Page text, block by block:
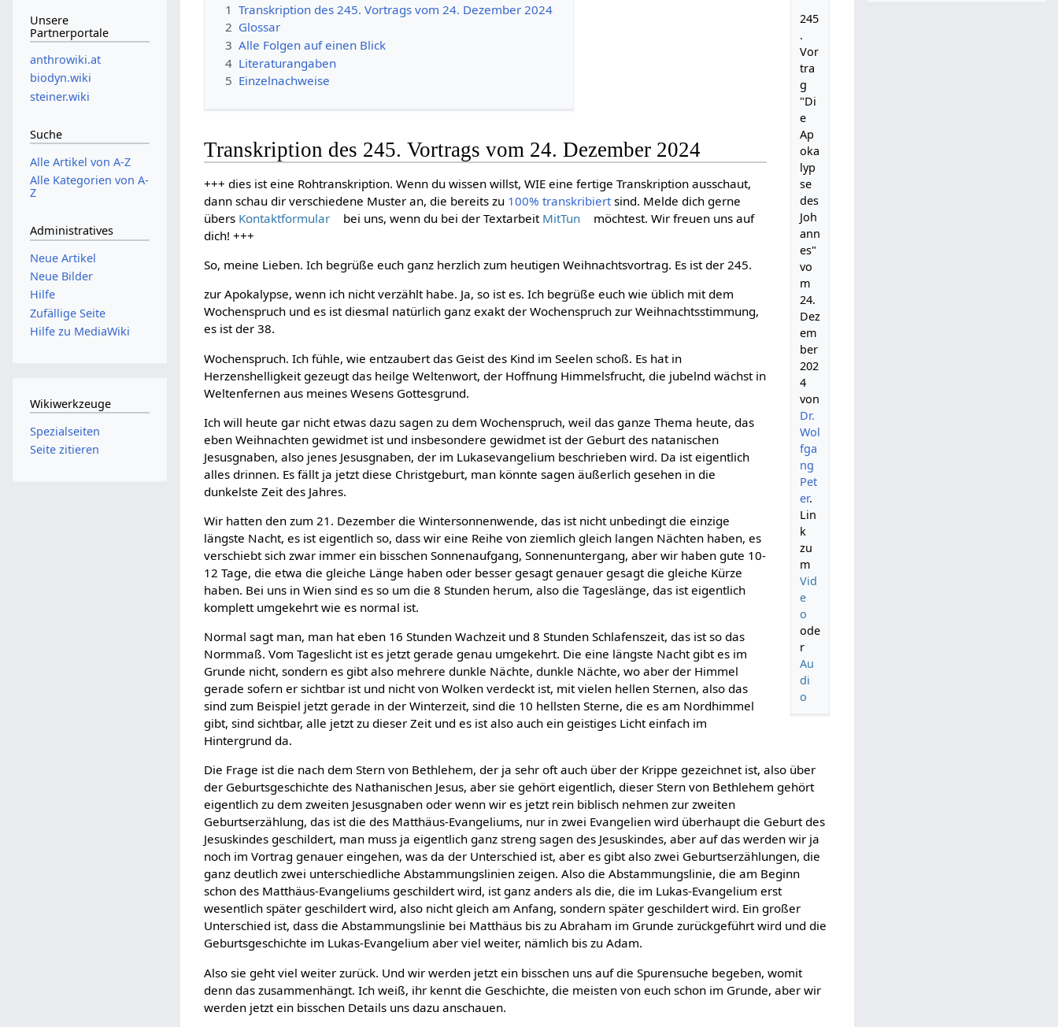
245
.
Vor
tra
g
"Di
e
Ap
oka
lyp
se
des
Joh
ann
es"
vo
m
24.
Dez
em
ber
202
4
von
Dr.
Wol
fga
ng
Pet
er.
Lin
k
zu
m
Vid
e
o
ode
r
Au
di
o
1 Transkription des 245. Vortrags vom 24. Dezember 2024
2 Glossar
3 Alle Folgen auf einen Blick
4 Literaturangaben
5 Einzelnachweise
Transkription des 245. Vortrags vom 24. Dezember 2024
+++ dies ist eine Rohtranskription. Wenn du wissen willst, WIE eine fertige Transkription ausschaut,
dann schau dir verschiedene Muster an, die bereits zu 100% transkribiertsind. Melde dich gerne
übers Kontaktformular bei uns, wenn du bei der Textarbeit MitTun
möchtest. Wir freuen uns auf
dich! +++
So, meine Lieben. Ich begrüße euch ganz herzlich zum heutigen Weihnachtsvortrag. Es ist der 245.
zur Apokalypse, wenn ich nicht verzählt habe. Ja, so ist es. Ich begrüße euch wie üblich mit dem
Wochenspruch und es ist diesmal natürlich ganz exakt der Wochenspruch zur Weihnachtsstimmung,
es ist der 38.
Wochenspruch. Ich fühle, wie entzaubert das Geist des Kind im Seelen schoß. Es hat in
Herzenshelligkeit gezeugt das heilge Weltenwort, der Hoffnung Himmelsfrucht, die jubelnd wächst in
Weltenfernen aus meines Wesens Gottesgrund.
Ich will heute gar nicht etwas dazu sagen zu dem Wochenspruch, weil das ganze Thema heute, das
eben Weihnachten gewidmet ist und insbesondere gewidmet ist der Geburt des natanischen
Jesusgnaben, also jenes Jesusgnaben, der im Lukasevangelium beschrieben wird. Da ist eigentlich
alles drinnen. Es fällt ja jetzt diese Christgeburt, man könnte sagen äußerlich gesehen in die
dunkelste Zeit des Jahres.
Wir hatten den zum 21. Dezember die Wintersonnenwende, das ist nicht unbedingt die einzige
längste Nacht, es ist eigentlich so, dass wir eine Reihe von ziemlich gleich langen Nächten haben, es
verschiebt sich zwar immer ein bisschen Sonnenaufgang, Sonnenuntergang, aber wir haben gute 10-
12 Tage, die etwa die gleiche Länge haben oder besser gesagt genauer gesagt die gleiche Kürze
haben. Bei uns in Wien sind es so um die 8 Stunden herum, also die Tageslänge, das ist eigentlich
komplett umgekehrt wie es normal ist.
Normal sagt man, man hat eben 16 Stunden Wachzeit und 8 Stunden Schlafenszeit, das ist so das
Normmaß. Vom Tageslicht ist es jetzt gerade genau umgekehrt. Die eine längste Nacht gibt es im
Grunde nicht, sondern es gibt also mehrere dunkle Nächte, dunkle Nächte, wo aber der Himmel
gerade sofern er sichtbar ist und nicht von Wolken verdeckt ist, mit vielen hellen Sternen, also das
sind zum Beispiel jetzt gerade in der Winterzeit, sind die 10 hellsten Sterne, die es am Nordhimmel
gibt, sind sichtbar, alle jetzt zu dieser Zeit und es ist also auch ein geistiges Licht einfach im
Hintergrund da.
Die Frage ist die nach dem Stern von Bethlehem, der ja sehr oft auch über der Krippe gezeichnet ist, also über
der Geburtsgeschichte des Nathanischen Jesus, aber sie gehört eigentlich, dieser Stern von Bethlehem gehört
eigentlich zu dem zweiten Jesusgnaben oder wenn wir es jetzt rein biblisch nehmen zur zweiten
Geburtserzählung, das ist die des Matthäus-Evangeliums, nur in zwei Evangelien wird überhaupt die Geburt des
Jesuskindes geschildert, man muss ja eigentlich ganz streng sagen des Jesuskindes, aber auf das werden wir ja
noch im Vortrag genauer eingehen, was da der Unterschied ist, aber es gibt also zwei Geburtserzählungen, die
ganz deutlich zwei unterschiedliche Abstammungslinien zeigen. Also die Abstammungslinie, die am Beginn
schon des Matthäus-Evangeliums geschildert wird, ist ganz anders als die, die im Lukas-Evangelium erst
wesentlich später geschildert wird, also nicht gleich am Anfang, sondern später geschildert wird. Ein großer
Unterschied ist, dass die Abstammungslinie bei Matthäus bis zu Abraham im Grunde zurückgeführt wird und die
Geburtsgeschichte im Lukas-Evangelium aber viel weiter, nämlich bis zu Adam.
Also sie geht viel weiter zurück. Und wir werden jetzt ein bisschen uns auf die Spurensuche begeben, womit
denn das zusammenhängt. Ich weiß, ihr kennt die Geschichte, die meisten von euch schon im Grunde, aber wir
werden jetzt ein bisschen Details uns dazu anschauen.
Unsere
Partnerportale
anthrowiki.at
biodyn.wiki
steiner.wiki
Suche
Alle Artikel von A-Z
Alle Kategorien von A-
Z
Administratives
Neue Artikel
Neue Bilder
Hilfe
Zufällige Seite
Hilfe zu MediaWiki
Wikiwerkzeuge
Spezialseiten
Seite zitieren